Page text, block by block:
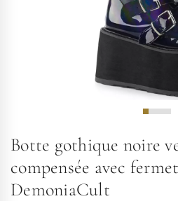
Botte gothique noire
compensée avec
DemoniaCult